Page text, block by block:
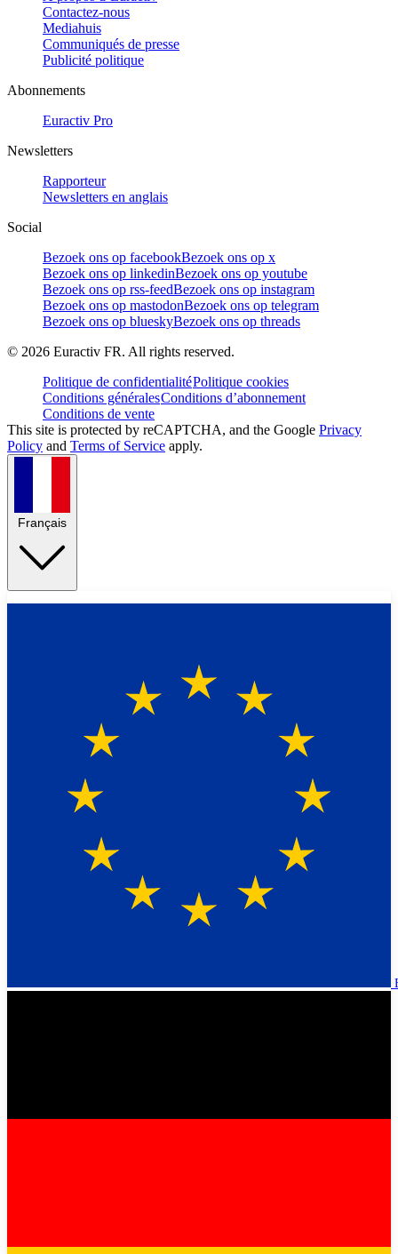
Contactez-nous
Mediahuis
Communiqués de presse
Publicité politique
Abonnements
Euractiv Pro
Newsletters
Rapporteur
Newsletters en anglais
Social
Bezoek ons op facebookBezoek ons op x
Bezoek ons op linkedinBezoek ons op youtube
Bezoek ons op rss-feedBezoek ons op instagram
Bezoek ons op mastodonBezoek ons op telegram
Bezoek ons op blueskyBezoek ons op threads
© 2026 Euractiv FR. All rights reserved.
Politique de confidentialitéPolitique cookies
Conditions généralesConditions d’abonnement
Conditions de vente
This site is protected by reCAPTCHA, and the Google Privacy
Policy and Terms of Service apply.
Français